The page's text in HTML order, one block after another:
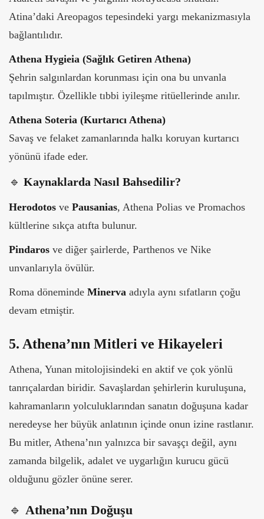
Atina’daki Areopagos tepesindeki yargı mekanizmasıyla
bağlantılıdır.
Athena Hygieia (Sağlık Getiren Athena)
Şehrin salgınlardan korunması için ona bu unvanla
tapılmıştır. Özellikle tıbbi iyileşme ritüellerinde anılır.
Athena Soteria (Kurtarıcı Athena)
Savaş ve felaket zamanlarında halkı koruyan kurtarıcı
yönünü ifade eder.
🔹 Kaynaklarda Nasıl Bahsedilir?
Herodotos ve Pausanias, Athena Polias ve Promachos
kültlerine sıkça atıfta bulunur.
Pindaros ve diğer şairlerde, Parthenos ve Nike
unvanlarıyla övülür.
Roma döneminde Minerva adıyla aynı sıfatların çoğu
devam etmiştir.
5. Athena’nın Mitleri ve Hikayeleri
Athena, Yunan mitolojisindeki en aktif ve çok yönlü
tanrıçalardan biridir. Savaşlardan şehirlerin kuruluşuna,
kahramanların yolculuklarından sanatın doğuşuna kadar
neredeyse her büyük anlatının içinde onun izine rastlanır.
Bu mitler, Athena’nın yalnızca bir savaşçı değil, aynı
zamanda bilgelik, adalet ve uygarlığın kurucu gücü
olduğunu gözler önüne serer.
🔹 Athena’nın Doğuşu